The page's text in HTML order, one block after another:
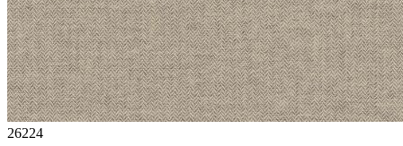
26224